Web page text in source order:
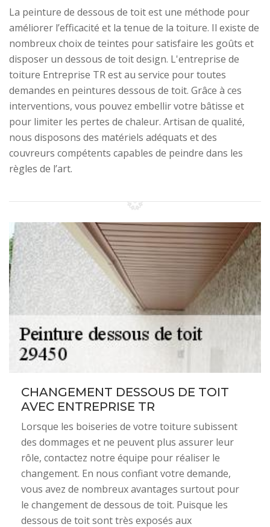
La peinture de dessous de toit est une méthode pour
améliorer l’efficacité et la tenue de la toiture. Il existe de
nombreux choix de teintes pour satisfaire les goûts et
disposer un dessous de toit design. L'entreprise de
toiture Entreprise TR est au service pour toutes
demandes en peintures dessous de toit. Grâce à ces
interventions, vous pouvez embellir votre bâtisse et
pour limiter les pertes de chaleur. Artisan de qualité,
nous disposons des matériels adéquats et des
couvreurs compétents capables de peindre dans les
règles de l’art.
CHANGEMENT DESSOUS DE TOIT
AVEC ENTREPRISE TR
Lorsque les boiseries de votre toiture subissent
des dommages et ne peuvent plus assurer leur
rôle, contactez notre équipe pour réaliser le
changement. En nous confiant votre demande,
vous avez de nombreux avantages surtout pour
le changement de dessous de toit. Puisque les
dessous de toit sont très exposés aux